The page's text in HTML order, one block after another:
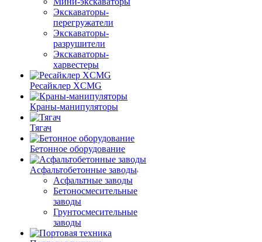
Экскаваторы-
перегружатели
Экскаваторы-
разрушители
Экскаваторы-
харвестеры
Ресайклер XCMG
Краны-манипуляторы
Тягач
Бетонное оборудование
Асфальтобетонные заводы
Асфальтные заводы
Бетоносмесительные
заводы
Грунтосмесительные
заводы